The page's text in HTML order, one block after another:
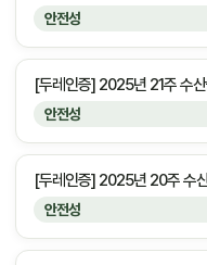
안전성
안전성
[두레인증] 2025년 21주 수
안전성
[두레인증] 2025년 20주 수